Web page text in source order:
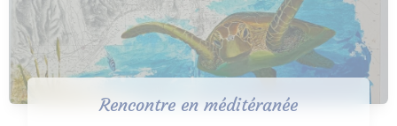
Rencontre en méditéranée